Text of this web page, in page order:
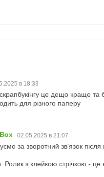
в 18:33
це дещо краще та
для різного паперу
02.05.2025 в 21:07
за зворотний зв'язок
з клейкою стрічкою - це